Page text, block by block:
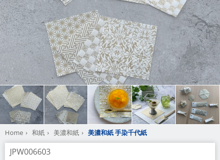
Home 和紙 美濃和紙 美濃和紙 手染千代紙
JPW006603